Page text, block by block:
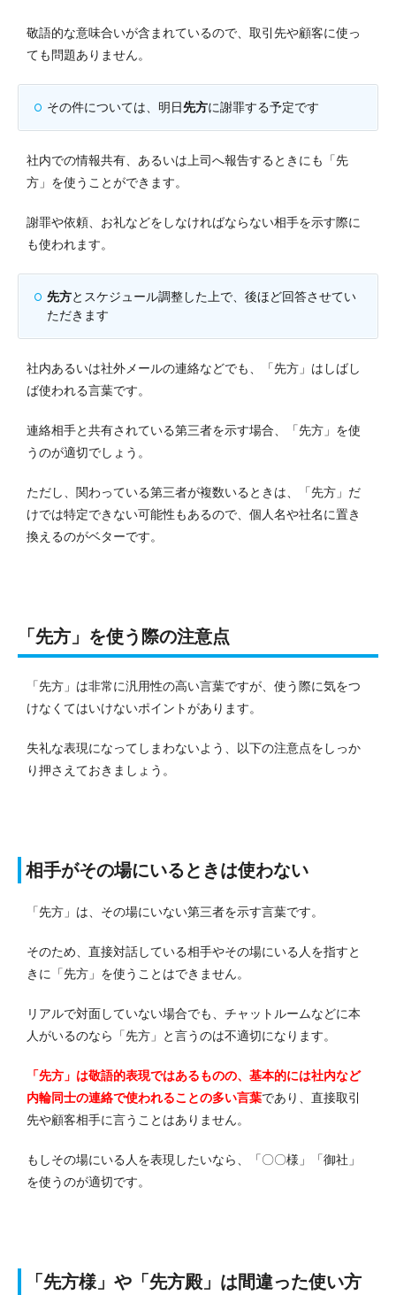
敬語的な意味合いが含まれているので、取引先や顧客に使っ
ても問題ありません。
その件については、明日先方に謝罪する予定です
社内での情報共有、あるいは上司へ報告するときにも「先
方」を使うことができます。
謝罪や依頼、お礼などをしなければならない相手を示す際に
も使われます。
先方とスケジュール調整した上で、後ほど回答させてい
ただきます
社内あるいは社外メールの連絡などでも、「先方」はしばし
ば使われる言葉です。
連絡相手と共有されている第三者を示す場合、「先方」を使
うのが適切でしょう。
ただし、関わっている第三者が複数いるときは、「先方」だ
けでは特定できない可能性もあるので、個人名や社名に置き
換えるのがベターです。
「先方」を使う際の注意点
「先方」は非常に汎用性の高い言葉ですが、使う際に気をつ
けなくてはいけないポイントがあります。
失礼な表現になってしまわないよう、以下の注意点をしっか
り押さえておきましょう。
相手がその場にいるときは使わない
「先方」は、その場にいない第三者を示す言葉です。
そのため、直接対話している相手やその場にいる人を指すと
きに「先方」を使うことはできません。
リアルで対面していない場合でも、チャットルームなどに本
人がいるのなら「先方」と言うのは不適切になります。
「先方」は敬語的表現ではあるものの、基本的には社内など
内輪同士の連絡で使われることの多い言葉であり、直接取引
先や顧客相手に言うことはありません。
もしその場にいる人を表現したいなら、「〇〇様」「御社」
を使うのが適切です。
「先方様」や「先方殿」は間違った使い方